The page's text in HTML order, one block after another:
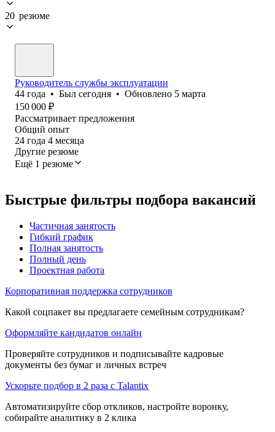
20 резюме
Руководитель службы эксплуатации
44 года • Был сегодня • Обновлено 5 марта
150 000 ₽
Рассматривает предложения
Общий опыт
24 года 4 месяца
Другие резюме
Ещё 1 резюме
Быстрые фильтры подбора вакансий
Частичная занятость
Гибкий график
Полная занятость
Полный день
Проектная работа
Корпоративная поддержка сотрудников
Какой соцпакет вы предлагаете семейным сотрудникам?
Оформляйте кандидатов онлайн
Проверяйте сотрудников и подписывайте кадровые
документы без бумаг и личных встреч
Ускорьте подбор в 2 раза с Talantix
Автоматизируйте сбор откликов, настройте воронку,
собирайте аналитику в 2 клика